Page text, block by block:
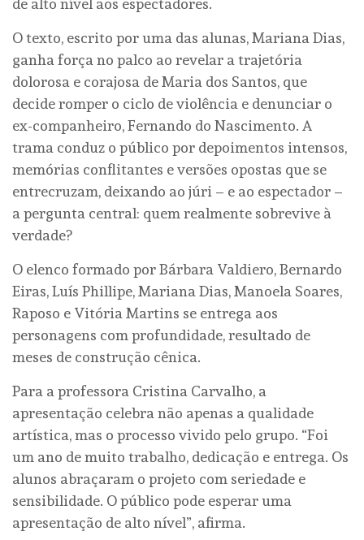
de alto nível aos espectadores.
O texto, escrito por uma das alunas, Mariana Dias,
ganha força no palco ao revelar a trajetória
dolorosa e corajosa de Maria dos Santos, que
decide romper o ciclo de violência e denunciar o
ex-companheiro, Fernando do Nascimento. A
trama conduz o público por depoimentos intensos,
memórias conflitantes e versões opostas que se
entrecruzam, deixando ao júri – e ao espectador –
a pergunta central: quem realmente sobrevive à
verdade?
O elenco formado por Bárbara Valdiero, Bernardo
Eiras, Luís Phillipe, Mariana Dias, Manoela Soares,
Raposo e Vitória Martins se entrega aos
personagens com profundidade, resultado de
meses de construção cênica.
Para a professora Cristina Carvalho, a
apresentação celebra não apenas a qualidade
artística, mas o processo vivido pelo grupo. “Foi
um ano de muito trabalho, dedicação e entrega. Os
alunos abraçaram o projeto com seriedade e
sensibilidade. O público pode esperar uma
apresentação de alto nível”, afirma.